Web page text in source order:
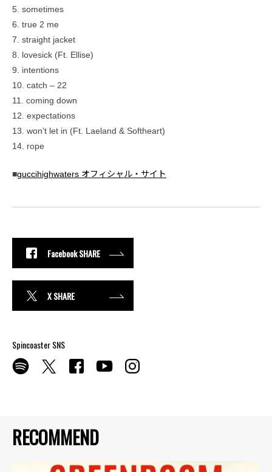
RECOMMEND
5. ​sometimes
6. ​true 2 me
7. ​straight jacket
8. ​lovesick (Ft. Ellise)
9. ​intentions
10. ​catch – 22
11. ​coming down
12. ​expectations
13. ​won’t let in (Ft. Laeland & Softheart)
14. ​rope
■guccihighwaters オフィシャル・サイト
Facebook SHARE
X SHARE
Spincoaster SNS